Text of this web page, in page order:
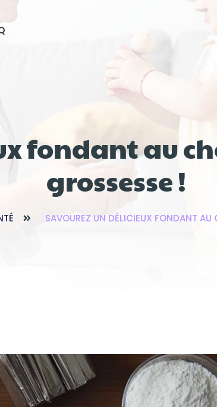
fondant au
grossesse !
SAVOUREZ UN DÉLICIEUX FONDANT